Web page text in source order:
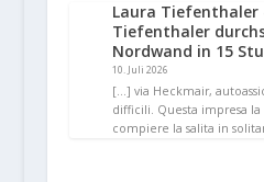
Laura Tiefenthaler
Tiefenthaler
Nordwand in 15
10. Juli 2026
[…] via Heckmair,
difficili. Questa impresa
compiere la salita in